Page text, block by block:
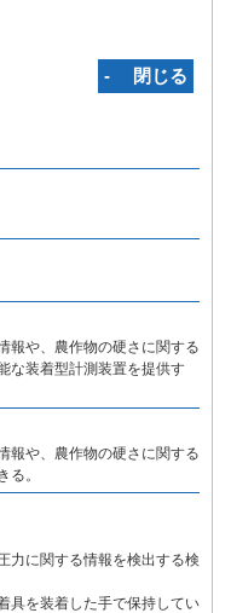
‐ 閉じる
報や、農作物の硬さに関する
な装着型計測装置を提供す
報や、農作物の硬さに関する
る。
力に関する情報を検出する検
具を装着した手で保持してい